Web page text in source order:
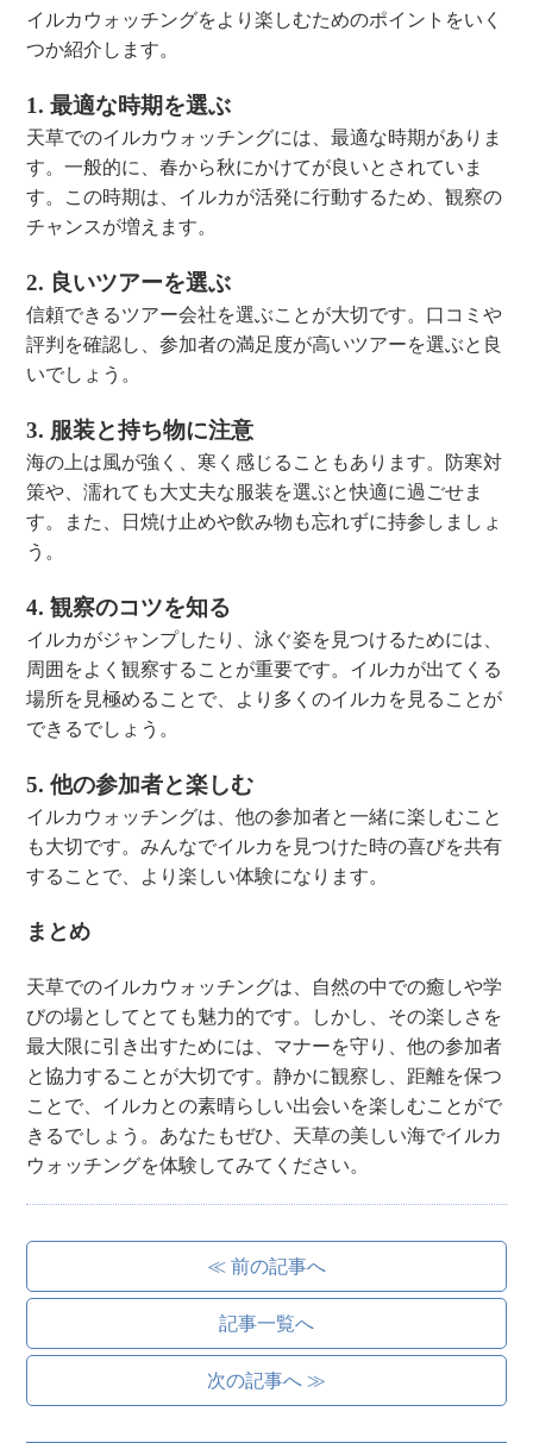
イルカウォッチングをより楽しむためのポイントをいく
つか紹介します。
1. 最適な時期を選ぶ
天草でのイルカウォッチングには、最適な時期がありま
す。一般的に、春から秋にかけてが良いとされていま
す。この時期は、イルカが活発に行動するため、観察の
チャンスが増えます。
2. 良いツアーを選ぶ
信頼できるツアー会社を選ぶことが大切です。口コミや
評判を確認し、参加者の満足度が高いツアーを選ぶと良
いでしょう。
3. 服装と持ち物に注意
海の上は風が強く、寒く感じることもあります。防寒対
策や、濡れても大丈夫な服装を選ぶと快適に過ごせま
す。また、日焼け止めや飲み物も忘れずに持参しましょ
う。
4. 観察のコツを知る
イルカがジャンプしたり、泳ぐ姿を見つけるためには、
周囲をよく観察することが重要です。イルカが出てくる
場所を見極めることで、より多くのイルカを見ることが
できるでしょう。
5. 他の参加者と楽しむ
イルカウォッチングは、他の参加者と一緒に楽しむこと
も大切です。みんなでイルカを見つけた時の喜びを共有
することで、より楽しい体験になります。
まとめ
天草でのイルカウォッチングは、自然の中での癒しや学
びの場としてとても魅力的です。しかし、その楽しさを
最大限に引き出すためには、マナーを守り、他の参加者
と協力することが大切です。静かに観察し、距離を保つ
ことで、イルカとの素晴らしい出会いを楽しむことがで
きるでしょう。あなたもぜひ、天草の美しい海でイルカ
ウォッチングを体験してみてください。
≪ 前の記事へ
記事一覧へ
次の記事へ ≫